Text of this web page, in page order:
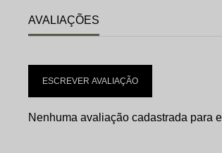
AVALIAÇÕES
ESCREVER AVALIAÇÃO
Nenhuma avaliação cadastrada para